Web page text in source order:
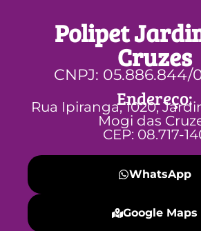
Polipet
Cruzes
CNPJ: 05.886.844/
Endereço:
Rua Ipiranga, 1020,
Mogi das
CEP: 08.717-
WhatsApp
Google Maps